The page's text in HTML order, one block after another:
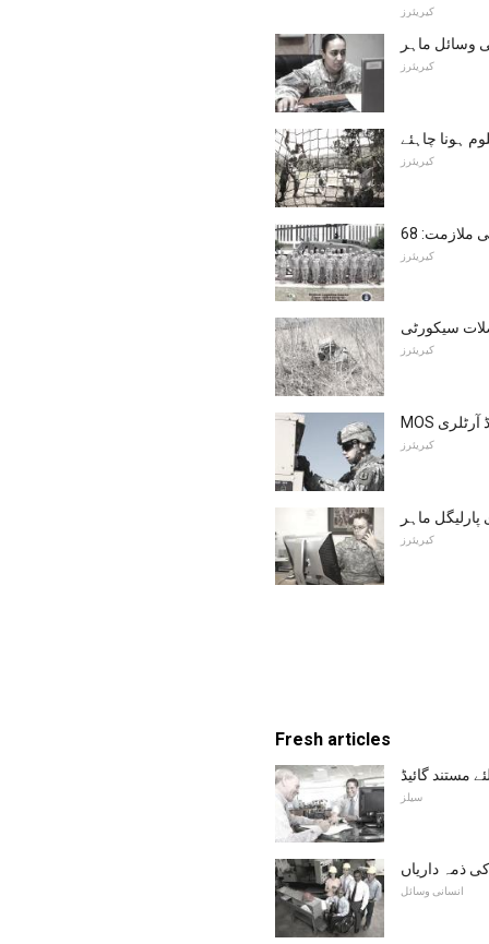
کیریئرز
کیریئرز
ہونا چاہئے
کیریئرز
کیریئرز
کیریئرز
کیریئرز
کیریئرز
Fresh articles
مستند گائیڈ
سیلز
ذمہ داریاں
انسانی وسائل